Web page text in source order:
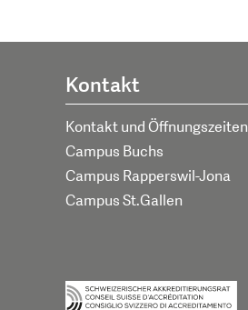
Kontakt
Kontakt und Öffnungszeiten
Campus Buchs
Campus Rapperswil-Jona
Campus St.Gallen